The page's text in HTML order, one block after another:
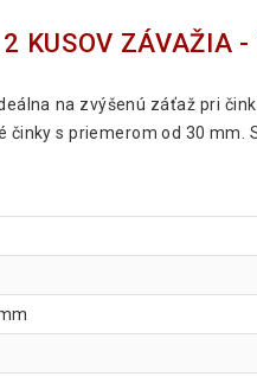
KUSOV ZÁVAŽIA
na zvýšenú záťaž pri
činky s priemerom od 30 mm.